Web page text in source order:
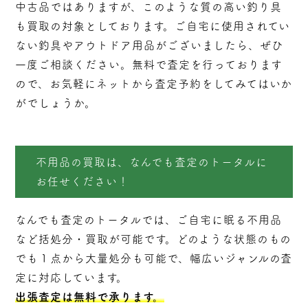
中古品ではありますが、このような質の高い釣り具
も買取の対象としております。ご自宅に使用されてい
ない釣具やアウトドア用品がございましたら、ぜひ
一度ご相談ください。無料で査定を行っております
ので、お気軽にネットから査定予約をしてみてはいか
がでしょうか。
不用品の買取は、なんでも査定のトータルに
お任せください！
なんでも査定のトータルでは、ご自宅に眠る不用品
など括処分・ 買取 が可能です。どのような状態のもの
でも１点から大量処分も可能で、幅広いジャンルの査
定に対応しています。
出張査定は無料で承ります。